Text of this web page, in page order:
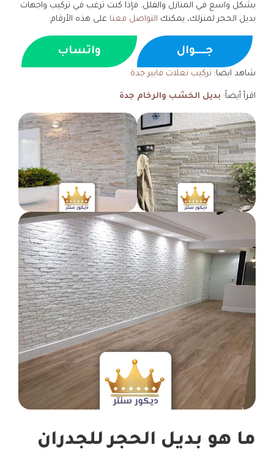
بشكل واسع في المنازل والفلل. فإذا كنت ترغب في تركيب واجهات
بديل الحجر لمنزلك، يمكنك التواصل معنا على هذه الأرقام:
جــــوال واتساب
شاهد ايضا: تركيب نعلات فايبر جدة
اقرأ أيضاً: بديل الخشب والرخام جدة
ما هو بديل الحجر للجدران